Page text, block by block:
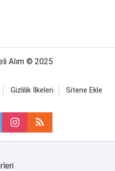
Alım © 2025
Gizlilik İlkeleri Sitene Ekle